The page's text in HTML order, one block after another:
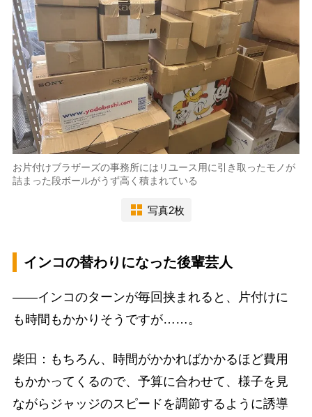
お片付けブラザーズの事務所にはリユース用に引き取ったモノが
詰まった段ボールがうず高く積まれている
写真2枚
インコの替わりになった後輩芸人
――インコのターンが毎回挟まれると、片付けに
も時間もかかりそうですが……。
柴田：もちろん、時間がかかればかかるほど費用
もかかってくるので、予算に合わせて、様子を見
ながらジャッジのスピードを調節するように誘導